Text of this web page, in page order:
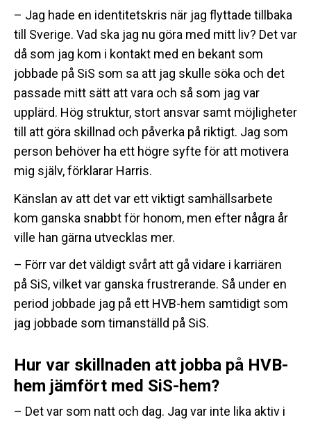
– Jag hade en identitetskris när jag flyttade tillbaka
till Sverige. Vad ska jag nu göra med mitt liv? Det var
då som jag kom i kontakt med en bekant som
jobbade på SiS som sa att jag skulle söka och det
passade mitt sätt att vara och så som jag var
upplärd. Hög struktur, stort ansvar samt möjligheter
till att göra skillnad och påverka på riktigt. Jag som
person behöver ha ett högre syfte för att motivera
mig själv, förklarar Harris.
Känslan av att det var ett viktigt samhällsarbete
kom ganska snabbt för honom, men efter några år
ville han gärna utvecklas mer.
– Förr var det väldigt svårt att gå vidare i karriären
på SiS, vilket var ganska frustrerande. Så under en
period jobbade jag på ett HVB-hem samtidigt som
jag jobbade som timanställd på SiS.
Hur var skillnaden att jobba på HVB-
hem jämfört med SiS-hem?
– Det var som natt och dag. Jag var inte lika aktiv i